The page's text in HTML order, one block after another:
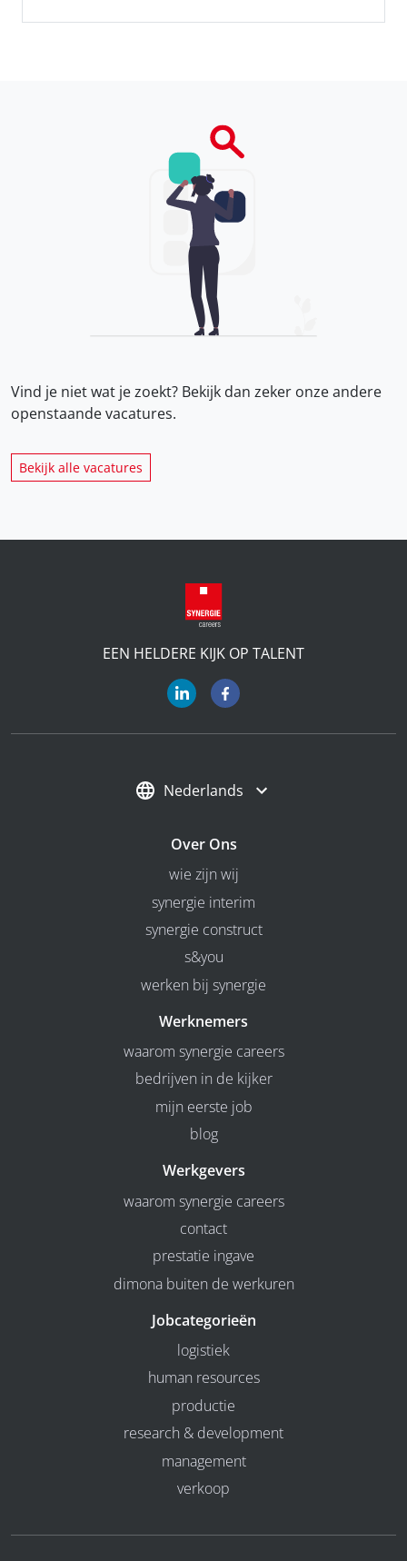
Vind je niet wat je zoekt? Bekijk dan zeker onzeandere
openstaande vacatures.
Bekijk alle vacatures
EEN HELDERE KIJK OP TALENT
Nederlands
Over Ons
wie zijn wij
synergie interim
synergie construct
s&you
werken bij synergie
Werknemers
waarom synergie careers
bedrijven in de kijker
mijn eerste job
blog
Werkgevers
waarom synergie careers
contact
prestatie ingave
dimona buiten de werkuren
Jobcategorieën
logistiek
human resources
productie
research & development
management
verkoop